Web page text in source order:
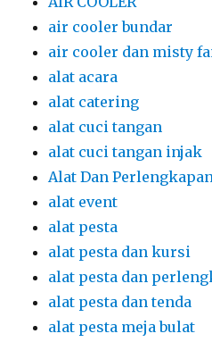
air cooler bundar
air cooler dan misty
alat acara
alat catering
alat cuci tangan
alat cuci tangan injak
Alat Dan
alat event
alat pesta
alat pesta dan kursi
alat pesta dan
alat pesta dan tenda
alat pesta meja bulat